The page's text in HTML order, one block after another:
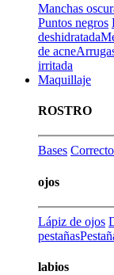
Manchas
Puntos negros
deshidratada
de acne
irritada
Maquillaje
ROSTRO
Bases
ojos
Lápiz de ojos
pestañas
labios